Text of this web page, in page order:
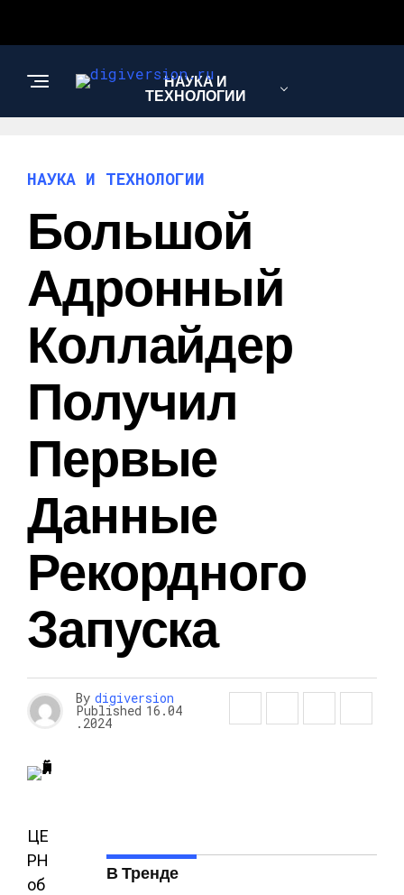
НАУКА И
ТЕХНОЛОГИИ
НАУКА И ТЕХНОЛОГИИ
Большой
Адронный
Коллайдер
Получил
Первые
Данные
Рекордного
Запуска
By digiversion
Published 16.04
.2024
ЦЕ
РН
об
В Тренде